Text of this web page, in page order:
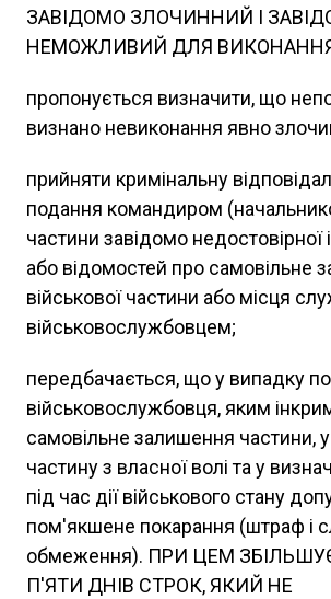
ЗАВІДОМО ЗЛОЧИННИЙ І
НЕМОЖЛИВИЙ ДЛЯ
пропонується визначити, що
визнано невиконання явно
прийняти кримінальну
подання командиром
частини завідомо недостовірної
або відомостей про самовільне
військової частини або місця
військовослужбовцем;
передбачається, що у випадку
військовослужбовця, яким
самовільне залишення частини,
частину з власної волі та у
під час дії військового стану
пом'якшене покарання (штраф і
обмеження). ПРИ ЦЕМ
П'ЯТИ ДНІВ СТРОК, ЯКИЙ НЕ